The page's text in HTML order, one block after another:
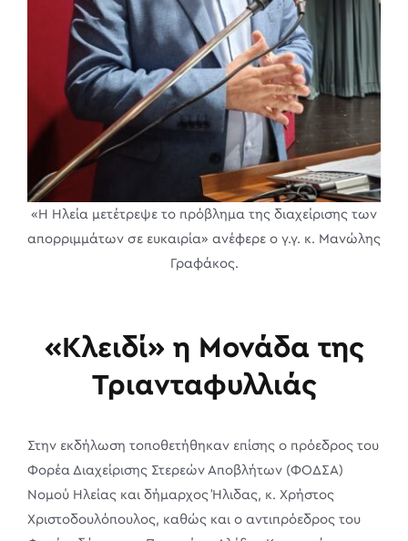
«Η Ηλεία μετέτρεψε το πρόβλημα της διαχείρισης των
απορριμμάτων σε ευκαιρία» ανέφερε ο γ.γ. κ. Μανώλης
Γραφάκος.
«Κλειδί» η Μονάδα της
Τριανταφυλλιάς
Στην εκδήλωση τοποθετήθηκαν επίσης ο πρόεδρος του
Φορέα Διαχείρισης Στερεών Αποβλήτων (ΦΟΔΣΑ)
Νομού Ηλείας και δήμαρχος Ήλιδας, κ. Χρήστος
Χριστοδουλόπουλος, καθώς και ο αντιπρόεδρος του